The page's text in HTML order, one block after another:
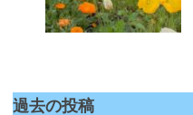
過去の投稿